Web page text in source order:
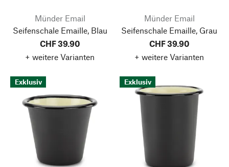
Münder Email
Seifenschale Emaille, Blau
CHF 39.90
+ weitere Varianten
Münder Email
Seifenschale Emaille, Grau
CHF 39.90
+ weitere Varianten
Exklusiv Exklusiv